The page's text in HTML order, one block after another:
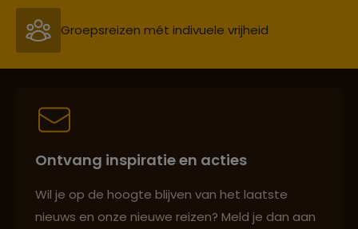
Persoonlijk en deskundig reisadvies
Best beoordeelde reisroutes
Ontvang inspiratie en acties
Wil je op de hoogte blijven van het laatste
nieuws en onze nieuwe reizen? Meld je dan aan